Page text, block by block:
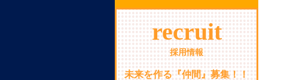
recruit
採用情報
未来を作る『仲間』募集！！